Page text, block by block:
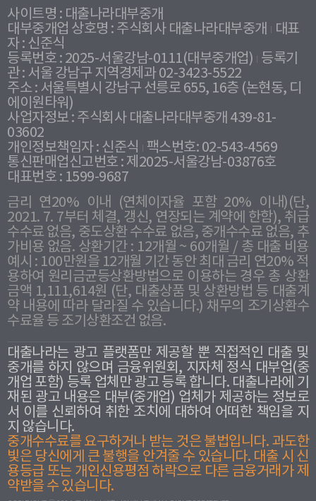
사이트명 : 대출나라대부중개
대부중개업 상호명 : 주식회사 대출나라대부중개
대표
자 : 신준식
등록번호 : 2025-서울강남-0111(대부중개업) 등록기
관 : 서울 강남구 지역경제과 02-3423-5522
주소 : 서울특별시 강남구 선릉로 655, 16층 (논현동, 디
에이원타워)
사업자정보 : 주식회사 대출나라대부중개 439-81-
03602
개인정보책임자 : 신준식
팩스번호: 02-543-4569
통신판매업신고번호 : 제2025-서울강남-03876호
대표번호 : 1599-9687
금리 연20% 이내 (연체이자율 포함 20% 이내)(단,
2021. 7. 7부터 체결, 갱신, 연장되는 계약에 한함), 취급
수수료 없음, 중도상환 수수료 없음, 중개수수료 없음, 추
가비용 없음. 상환기간 : 12개월 ~ 60개월 / 총 대출 비용
예시 : 100만원을 12개월 기간 동안 최대 금리 연20% 적
용하여 원리금균등상환방법으로 이용하는 경우 총 상환
금액 1,111,614원 (단, 대출상품 및 상환방법 등 대출계
약 내용에 따라 달라질 수 있습니다.) 채무의 조기상환수
수료율 등 조기상환조건 없음.
대출나라는 광고 플랫폼만 제공할 뿐 직접적인 대출 및
중개를 하지 않으며 금융위원회, 지자체 정식 대부업(중
개업 포함) 등록 업체만 광고 등록 합니다. 대출나라에 기
재된 광고 내용은 대부(중개업) 업체가 제공하는 정보로
서 이를 신뢰하여 취한 조치에 대하여 어떠한 책임을 지
지 않습니다.
중개수수료를 요구하거나 받는 것은 불법입니다. 과도한
빛은 당신에게 큰 불행을 안겨줄 수 있습니다. 대출 시 신
용등급 또는 개인신용평점 하락으로 다른 금융거래가 제
약받을 수 있습니다.